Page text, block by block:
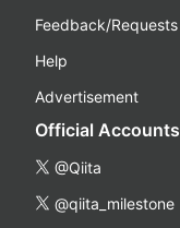
Feedback/Requests
Help
Advertisement
Official Accounts
@Qiita
@qiita_milestone